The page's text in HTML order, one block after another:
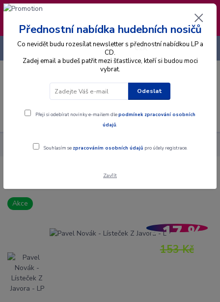
❣️ Od 4.8. do 13.8. čerpám dovolenou. Datum
expedice objednávek se posouvá na pátek
14.8.2026 🐋
Menu
CZK
+420 725 736 293
Alba Gramodesky Pavel Novák - Lísteček Z Javora - LP
Pavel Novák - Lísteček Z Javora - LP
Akce
153 Kč
- 17 %
Přednostní nabídka hudebních nosičů
Co nevidět budu rozesílat newsletter s přednostní nabídkou LP a
CD.
Zadej email a budeš patřit mezi šťastlivce, kteří si budou moci
vybrat.
Odeslat
Přeji si odebírat novinky e-mailem dlepodmínek zpracování osobních
údajů.
Souhlasím se zpracováním osobních údajů pro účely registrace.
Zavřít